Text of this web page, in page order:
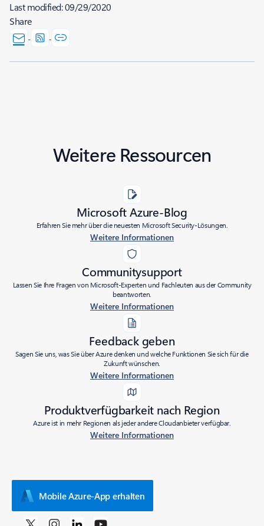
Last modified:09/29/2020
Share
Weitere Ressourcen
Microsoft Azure-Blog
Erfahren Sie mehr über die neuesten Microsoft Security-Lösungen.
Weitere Informationen
Communitysupport
Lassen Sie Ihre Fragen von Microsoft-Experten und Fachleuten aus der Community
beantworten.
Weitere Informationen
Feedback geben
Sagen Sie uns, was Sie über Azure denken und welche Funktionen Sie sich für die
Zukunft wünschen.
Weitere Informationen
Produktverfügbarkeit nach Region
Azure ist in mehr Regionen als jeder andere Cloudanbieter verfügbar.
Weitere Informationen
Mobile Azure-App erhalten